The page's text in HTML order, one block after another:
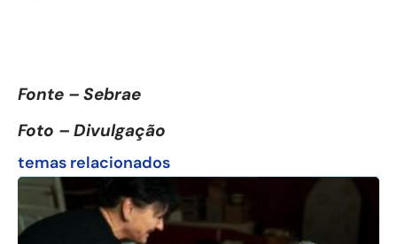
Fonte – Sebrae
Foto – Divulgação
temas relacionados